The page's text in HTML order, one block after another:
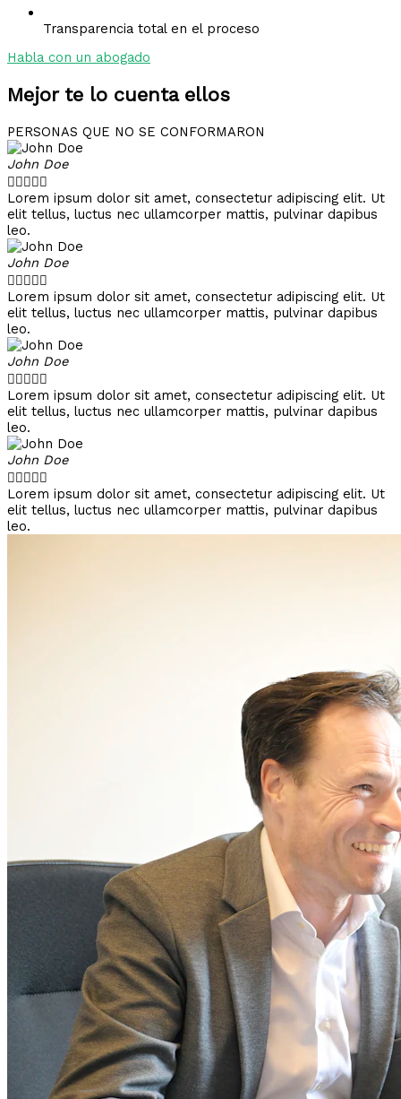
Transparencia total en el proceso
Habla con un abogado
Mejor te lo cuenta ellos
PERSONAS QUE NO SE CONFORMARON
John Doe

Lorem ipsum dolor sit amet, consectetur adipiscing elit. Ut
elit tellus, luctus nec ullamcorper mattis, pulvinar dapibus
leo.
John Doe

Lorem ipsum dolor sit amet, consectetur adipiscing elit. Ut
elit tellus, luctus nec ullamcorper mattis, pulvinar dapibus
leo.
John Doe

Lorem ipsum dolor sit amet, consectetur adipiscing elit. Ut
elit tellus, luctus nec ullamcorper mattis, pulvinar dapibus
leo.
John Doe

Lorem ipsum dolor sit amet, consectetur adipiscing elit. Ut
elit tellus, luctus nec ullamcorper mattis, pulvinar dapibus
leo.